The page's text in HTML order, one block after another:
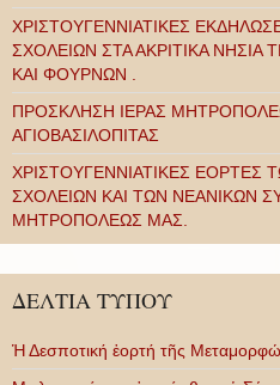
ΧΡΙΣΤΟΥΓΕΝΝΙΑΤΙΚΕΣ
ΣΧΟΛΕΙΩΝ ΣΤΑ ΑΚΡΙΤΙΚΑ ΝΗΣΙΑ
ΚΑΙ ΦΟΥΡΝΩΝ .
ΠΡΟΣΚΛΗΣΗ ΙΕΡΑΣ
ΑΓΙΟΒΑΣΙΛΟΠΙΤΑΣ
ΧΡΙΣΤΟΥΓΕΝΝΙΑΤΙΚΕΣ ΕΟΡΤΕΣ
ΣΧΟΛΕΙΩΝ ΚΑΙ ΤΩΝ ΝΕΑΝΙΚΩΝ
ΜΗΤΡΟΠΟΛΕΩΣ ΜΑΣ.
ΔΕΛΤΙΑ ΤΥΠΟΥ
Ἡ Δεσποτική ἑορτή τῆς